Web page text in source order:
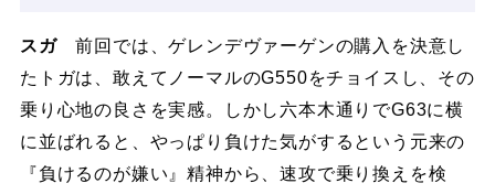
スガ前回では、ゲレンデヴァーゲンの購入を決意し
たトガは、敢えてノーマルのG550をチョイスし、その
乗り心地の良さを実感。しかし六本木通りでG63に横
に並ばれると、やっぱり負けた気がするという元来の
『負けるのが嫌い』精神から、速攻で乗り換えを検